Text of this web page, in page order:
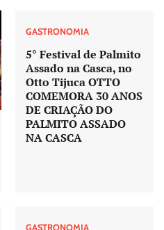
GASTRONOMIA
5° Festival de Palmito
Assado na Casca, no
Otto Tijuca OTTO
COMEMORA 30 ANOS
DE CRIAÇÃO DO
PALMITO ASSADO
NA CASCA
GASTRONOMIA